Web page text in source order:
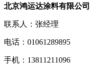
北京鸿运达涂料有限公司
联系人：张经理
电话：01061289895
手机：13811211096